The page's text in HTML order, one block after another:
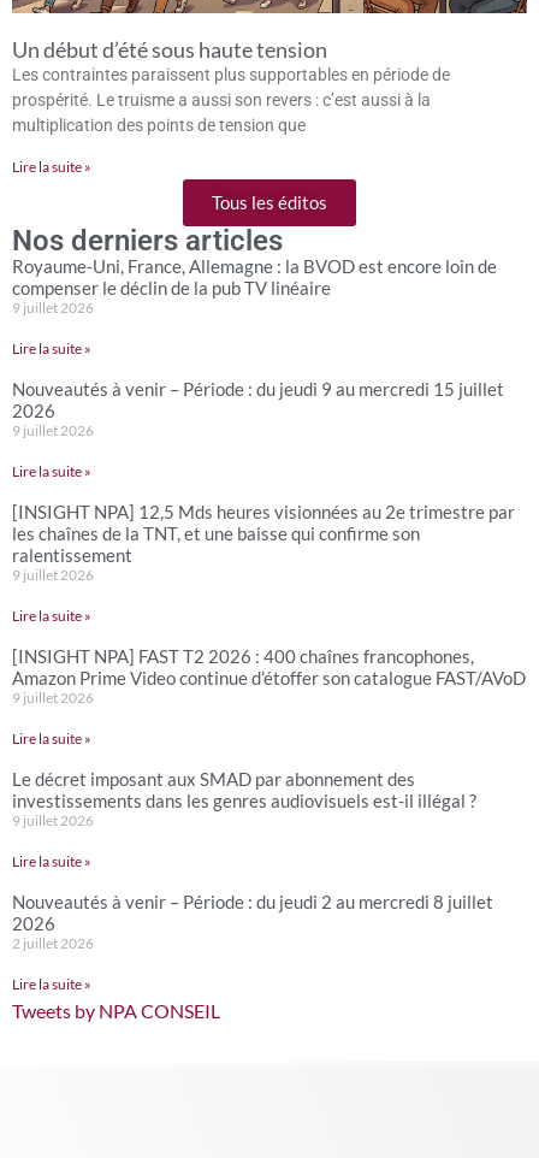
Un début d’été sous haute tension
Les contraintes paraissent plus supportables en période de
prospérité. Le truisme a aussi son revers : c’est aussi à la
multiplication des points de tension que
Lire la suite »
Tous les éditos
Nos derniers articles
Royaume-Uni, France, Allemagne : la BVOD est encore loin de
compenser le déclin de la pub TV linéaire
9 juillet 2026
Lire la suite »
Nouveautés à venir – Période : du jeudi 9 au mercredi 15 juillet
2026
9 juillet 2026
Lire la suite »
[INSIGHT NPA] 12,5 Mds heures visionnées au 2e trimestre par
les chaînes de la TNT, et une baisse qui confirme son
ralentissement
9 juillet 2026
Lire la suite »
[INSIGHT NPA] FAST T2 2026 : 400 chaînes francophones,
Amazon Prime Video continue d’étoffer son catalogue FAST/AVoD
9 juillet 2026
Lire la suite »
Le décret imposant aux SMAD par abonnement des
investissements dans les genres audiovisuels est-il illégal ?
9 juillet 2026
Lire la suite »
Nouveautés à venir – Période : du jeudi 2 au mercredi 8 juillet
2026
2 juillet 2026
Lire la suite »
Tweets by NPA CONSEIL